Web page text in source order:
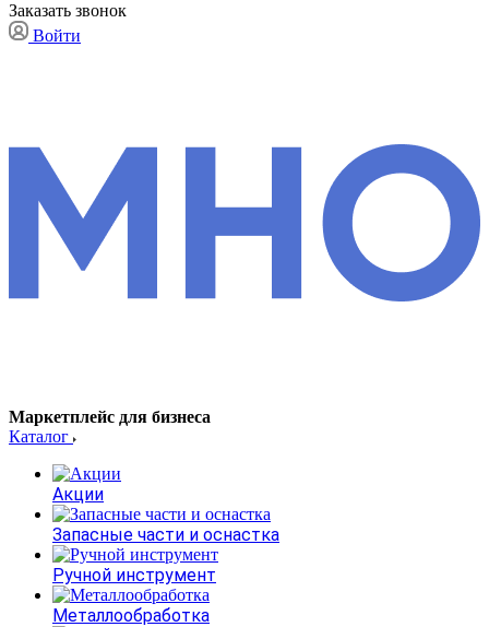
Заказать звонок
Войти
Маркетплейс для бизнеса
Каталог
Акции
Запасные части и оснастка
Ручной инструмент
Металлообработка